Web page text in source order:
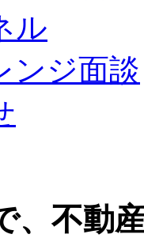
ル
ンジ面談
、不動